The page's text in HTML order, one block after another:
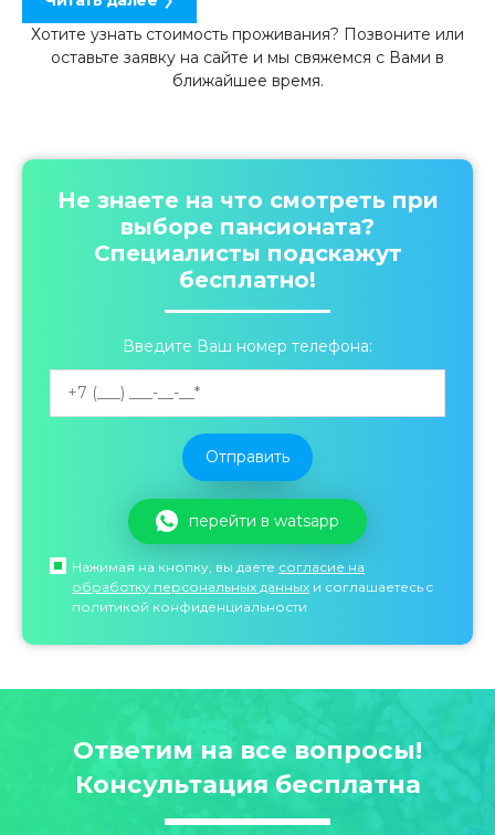
Хотите узнать стоимость проживания? Позвоните или
оставьте заявку на сайте и мы свяжемся с Вами в
ближайшее время.
Не знаете на что смотреть при
выборе пансионата?
Специалисты подскажут
бесплатно!
Введите Ваш номер телефона:
перейти в watsapp
Нажимая на кнопку, вы даете согласие на
обработку персональных данных и соглашаетесь c
политикой конфиденциальности
Ответим на все вопросы!
Консультация бесплатна